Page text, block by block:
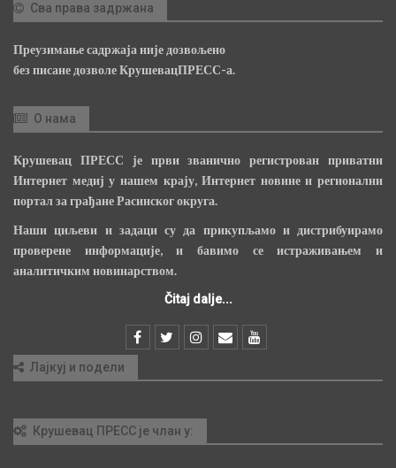
Сва права задржана
Преузимање садржаја није дозвољено
без писане дозволе КрушевацПРЕСС-а.
О нама
Крушевац ПРЕСС је први званично регистрован приватни
Интернет медиј у нашем крају, Интернет новине и регионални
портал за грађане Расинског округа.
Наши циљеви и задаци су да прикупљамо и дистрибуирамо
проверене информације, и бавимо се истраживањем и
аналитичким новинарством.
Čitaj dalje...
Лајкуј и подели
Крушевац ПРЕСС је члан у: